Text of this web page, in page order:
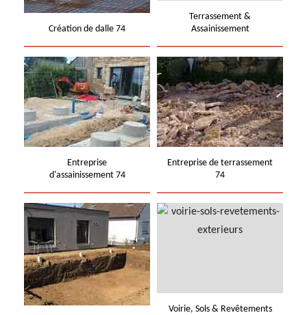
Création de dalle 74
Terrassement &
Assainissement
Entreprise
d'assainissement 74
Entreprise de terrassement
74
Voirie, Sols & Revêtements